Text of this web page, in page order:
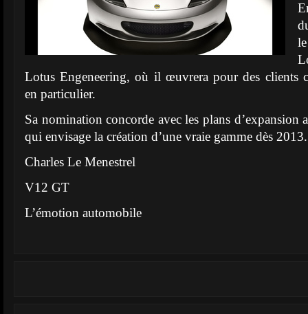
Lotus Engeneering, où il œuvrera pour des clients
en particulier.
Sa nomination concorde avec les plans d’expansion
qui envisage la création d’une vraie gamme dès 2013.
Charles Le Menestrel
V12 GT
L’émotion automobile